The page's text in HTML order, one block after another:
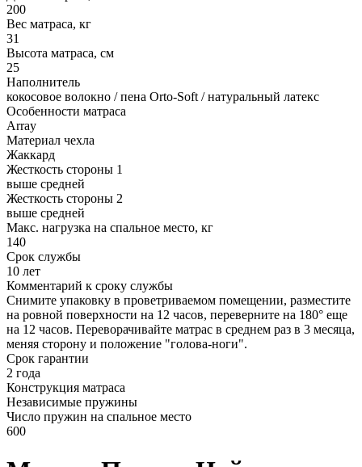
200
Вес матраса, кг
31
Высота матраса, см
25
Наполнитель
кокосовое волокно / пена Orto-Soft / натуральный латекс
Особенности матраса
Array
Материал чехла
Жаккард
Жесткость стороны 1
выше средней
Жесткость стороны 2
выше средней
Макс. нагрузка на спальное место, кг
140
Срок службы
10 лет
Комментарий к сроку службы
Снимите упаковку в проветриваемом помещении, разместите
на ровной поверхности на 12 часов, переверните на 180° еще
на 12 часов. Переворачивайте матрас в среднем раз в 3 месяца,
меняя сторону и положение "голова-ноги".
Срок гарантии
2 года
Конструкция матраса
Независимые пружины
Число пружин на спальное место
600